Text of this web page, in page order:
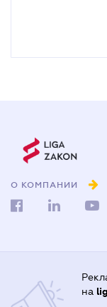
О КОМПАНИИ
на